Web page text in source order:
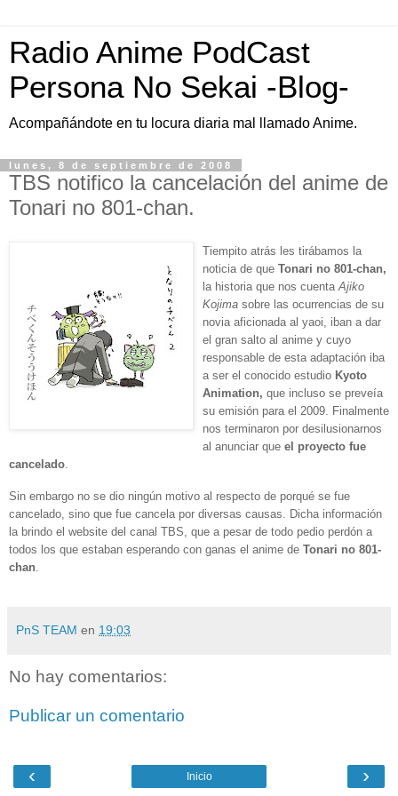
Radio Anime PodCast
Persona No Sekai -Blog-
Acompañándote en tu locura diaria mal llamado Anime.
lunes, 8 de septiembre de 2008
TBS notifico la cancelación del anime de
Tonari no 801-chan.
Tiempito atrás les tirábamos la
noticia de que Tonari no 801-chan,
la historia que nos cuenta Ajiko
Kojima sobre las ocurrencias de su
novia aficionada al yaoi, iban a dar
el gran salto al anime y cuyo
responsable de esta adaptación iba
a ser el conocido estudio Kyoto
Animation, que incluso se preveía
su emisión para el 2009. Finalmente
nos terminaron por desilusionarnos
al anunciar que el proyecto fue
cancelado
Sin embargo no se dio ningún motivo al respecto de porqué se fue
cancelado, sino que fue cancela por diversas causas. Dicha información
la brindo el website del canal TBS, que a pesar de todo pedio perdón a
todos los que estaban esperando con ganas el anime de Tonari no 801-
chan
PnS TEAM en 19:03
No hay comentarios:
Publicar un comentario
‹ ›
Inicio